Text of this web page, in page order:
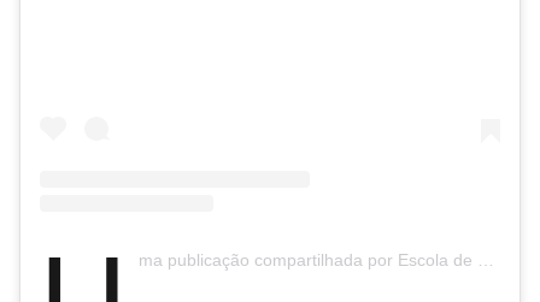
ma publicação compartilhada por Escola de Capoeira Asa Branca (@escoladecapoeiraasabranca)